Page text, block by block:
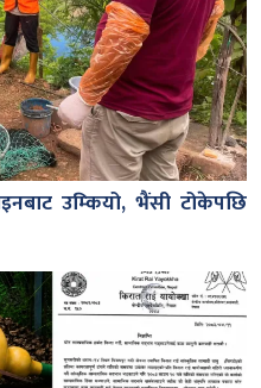
उम्कियो, भैंसी टोकेपछि